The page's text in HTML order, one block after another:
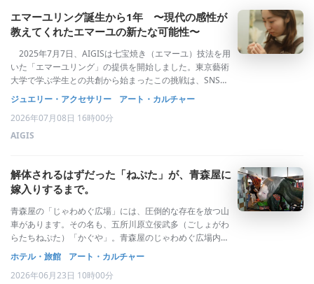
エマーユリング誕生から1年 〜現代の感性が
教えてくれたエマーユの新たな可能性〜
2025年7月7日、AIGISは七宝焼き（エマーユ）技法を用
いた「エマーユリング」の提供を開始しました。東京藝術
大学で学ぶ学生との共創から始まったこの挑戦は、SNS総
再生数1,000万回（2026年3月時点）を超える反響を呼
び、若い世代を中心に支持を拡大しています。1周年を迎
えた今、この1年間で見
ジュエリー・アクセサリー
アート・カルチャー
2026年07月08日 16時00分
AIGIS
解体されるはずだった「ねぷた」が、青森屋に
嫁入りするまで。
青森屋の「じゃわめぐ広場」には、圧倒的な存在を放つ山
車があります。その名も、五所川原立佞武多（ごしょがわ
らたちねぷた）「かぐや」。青森屋のじゃわめぐ広場内で
存在感を放つ「かぐや」高さ23メートル以上、重さ約19ト
ンを誇る、五所川原立佞武多。「かぐや」は、最高傑作と
呼ばれ市民に愛されながらも、祭りが終
ホテル・旅館
アート・カルチャー
2026年06月23日 10時00分